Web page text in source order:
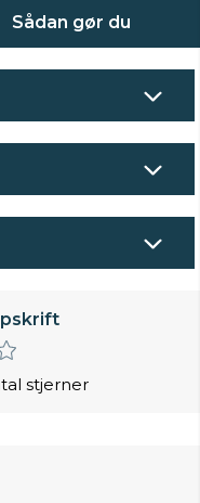
Sådan gør du
stjerner